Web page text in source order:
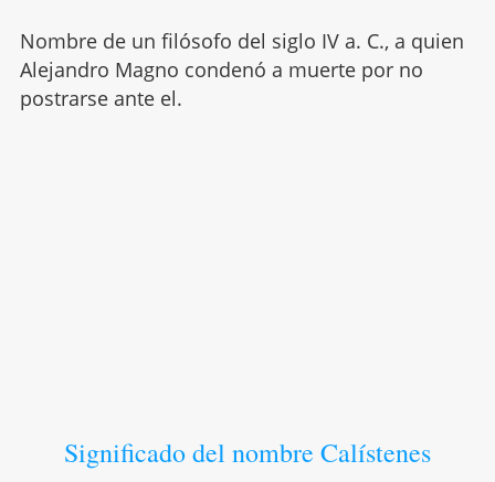
Nombre de un filósofo del siglo IV a. C., a quien
Alejandro Magno condenó a muerte por no
postrarse ante el.
Significado del nombre Calístenes